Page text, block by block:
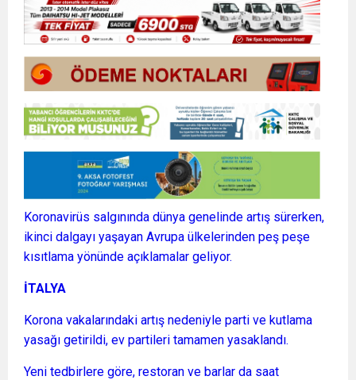
Koronavirüs salgınında dünya genelinde artış sürerken,
ikinci dalgayı yaşayan Avrupa ülkelerinden peş peşe
kısıtlama yönünde açıklamalar geliyor.
İTALYA
Korona vakalarındaki artış nedeniyle parti ve kutlama
yasağı getirildi, ev partileri tamamen yasaklandı.
Yeni tedbirlere göre, restoran ve barlar da saat